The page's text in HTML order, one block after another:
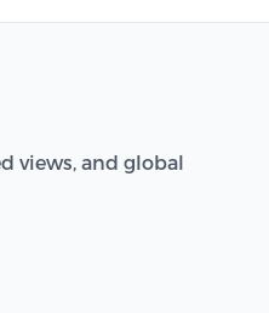
views, and global